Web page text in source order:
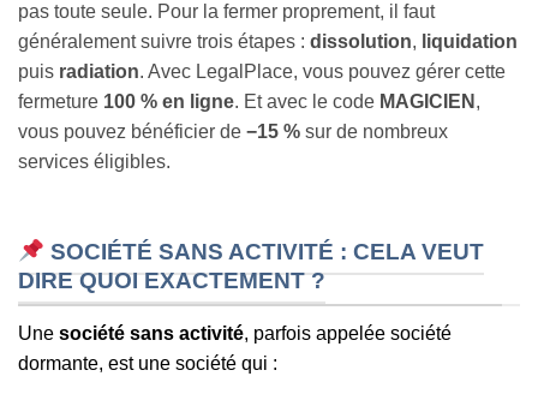
pas toute seule. Pour la fermer proprement, il faut
généralement suivre trois étapes : dissolution, liquidation
puis radiation. Avec LegalPlace, vous pouvez gérer cette
fermeture 100 % en ligne. Et avec le code MAGICIEN ,
vous pouvez bénéficier de −15 % sur de nombreux
services éligibles.
SOCIÉTÉ SANS ACTIVITÉ : CELA VEUT
DIRE QUOI EXACTEMENT ?
Une société sans activité, parfois appelée société
dormante, est une société qui :